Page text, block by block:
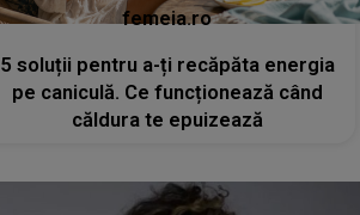
femeia.ro
5 soluții pentru a-ți recăpăta energia
pe caniculă. Ce funcționează când
căldura te epuizează